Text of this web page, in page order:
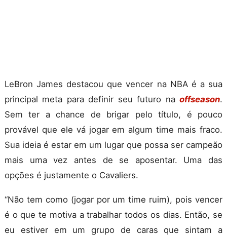
LeBron James destacou que vencer na NBA é a sua
principal meta para definir seu futuro na offseason.
Sem ter a chance de brigar pelo título, é pouco
provável que ele vá jogar em algum time mais fraco.
Sua ideia é estar em um lugar que possa ser campeão
mais uma vez antes de se aposentar. Uma das
opções é justamente o Cavaliers.
“Não tem como (jogar por um time ruim), pois vencer
é o que te motiva a trabalhar todos os dias. Então, se
eu estiver em um grupo de caras que sintam a